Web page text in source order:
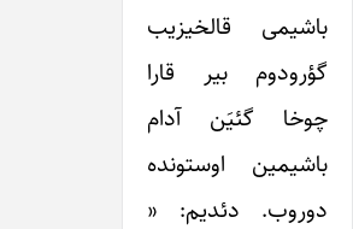
باشیمی قالخیزیب
گؤرودوم بیر قارا
چوخا گئیَن آدام
باشیمین اوستونده
دوروب. دئدیم: «